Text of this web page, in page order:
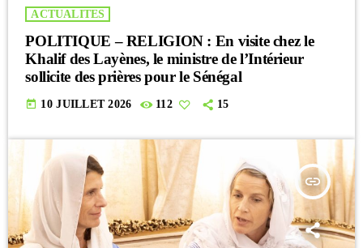
ACTUALITES
POLITIQUE – RELIGION : En visite chez le
Khalif des Layènes, le ministre de l’Intérieur
sollicite des prières pour le Sénégal
today 10 JUILLET 2026 112 15
insert_link